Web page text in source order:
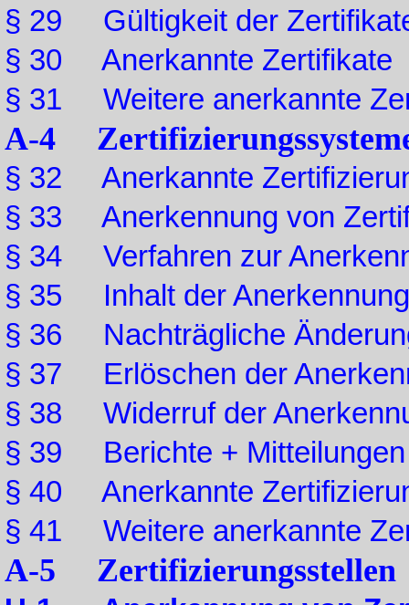
§ 29 Gültigkeit der
§ 30 Anerkannte Zertifikate
§ 31 Weitere anerkannte
A-4
§ 32 Anerkannte
§ 33 Anerkennung von
§ 34 Verfahren zur
§ 35 Inhalt der Anerkennung
§ 36 Nachträgliche
§ 37 Erlöschen der
§ 38 Widerruf der
§ 39 Berichte + Mitteilungen
§ 40 Anerkannte
§ 41 Weitere anerkannte
A-5 Zertifizierungsstellen